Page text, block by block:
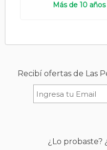
Más de 10
Recibí ofertas de Las
¿Lo probaste?